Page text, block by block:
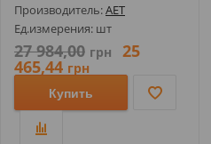
Производитель:AET
Ед.измерения: шт
27 984,00 грн 25
465,44 грн
Купить